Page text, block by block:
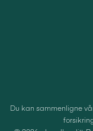
Du kan sammenligne